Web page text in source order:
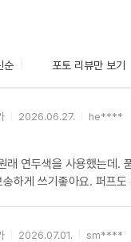
순 포토 리뷰만 보기
2026.06.27. he****
래 연두색을 사용했는데.
하게 쓰기좋아요. 퍼프
2026.07.01. sm****